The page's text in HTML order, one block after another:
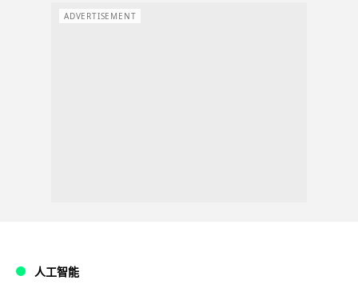
ADVERTISEMENT
人工智能